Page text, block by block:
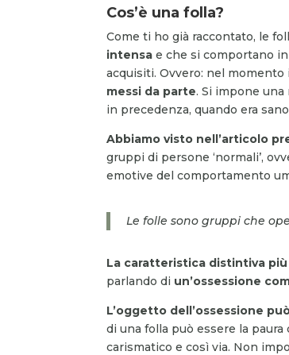
Cos’è una folla?
Come ti ho già raccontato, le
intensa e che si comportano
acquisiti. Ovvero: nel
messi da parte. Si impone
in precedenza, quando era
Abbiamo visto nell’articolo
gruppi di persone ‘normali’,
emotive del comportamento
Le folle sono gruppi che
La caratteristica distintiva più
parlando di un’ossessione
L’oggetto dell’ossessione
di una folla può essere la
carismatico e così via. Non